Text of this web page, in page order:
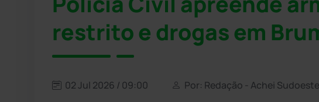
restrito e drogas em
02 Jul 2026 / 09:00 Por: Redação - Achei Sudoeste